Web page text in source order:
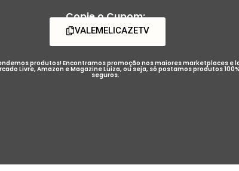
Copie o Cupom:
VALEMELICAZETV
produtos! Encontramos promoção nos maiores marketplaces e
Livre, Amazon e Magazine Luiza, ou seja, só postamos produtos 100%
seguros.